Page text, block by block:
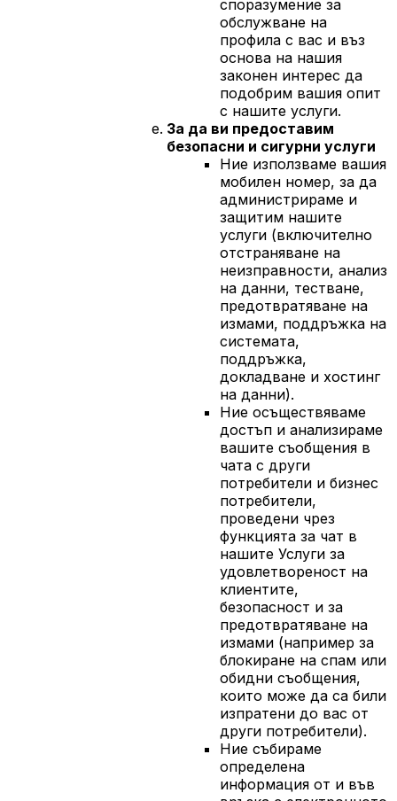
споразумение за
обслужване на
профила с вас и въз
основа на нашия
законен интерес да
подобрим вашия опит
с нашите услуги.
За да ви предоставим
безопасни и сигурни услуги
Ние използваме вашия
мобилен номер, за да
администрираме и
защитим нашите
услуги (включително
отстраняване на
неизправности, анализ
на данни, тестване,
предотвратяване на
измами, поддръжка на
системата,
поддръжка,
докладване и хостинг
на данни).
Ние осъществяваме
достъп и анализираме
вашите съобщения в
чата с други
потребители и бизнес
потребители,
проведени чрез
функцията за чат в
нашите Услуги за
удовлетвореност на
клиентите,
безопасност и за
предотвратяване на
измами (например за
блокиране на спам или
обидни съобщения,
които може да са били
изпратени до вас от
други потребители).
Ние събираме
определена
информация от и във